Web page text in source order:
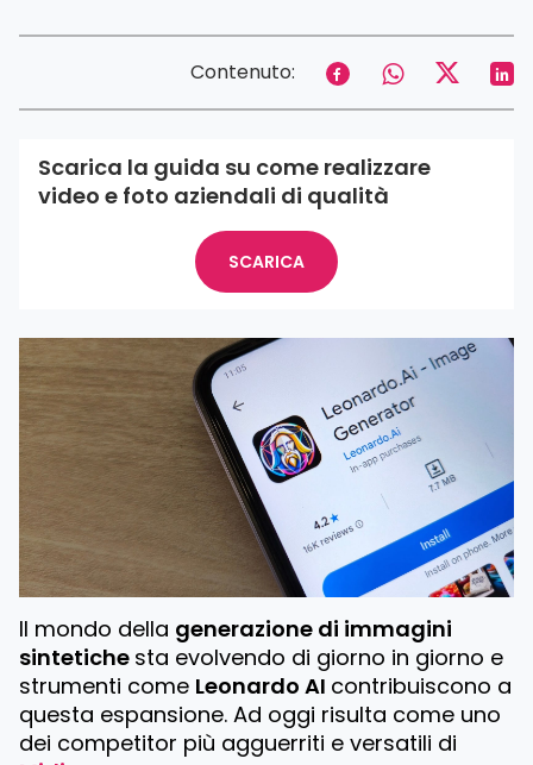
Contenuto:
Scarica la guida su come realizzare
video e foto aziendali di qualità
SCARICA
Il mondo della generazione di immagini
sintetiche sta evolvendo di giorno in giorno e
strumenti come Leonardo AI contribuiscono a
questa espansione. Ad oggi risulta come uno
dei competitor più agguerriti e versatili di